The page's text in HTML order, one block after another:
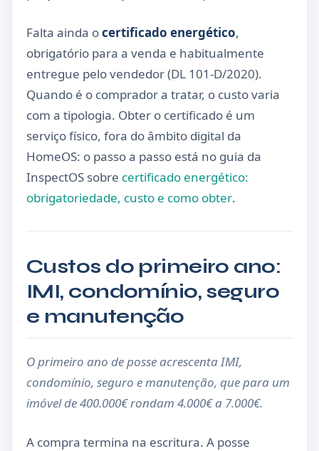
Falta ainda ocertificado energético,
obrigatório para a venda e habitualmente
entregue pelo vendedor (DL 101-D/2020).
Quando é o comprador a tratar, o custo varia
com a tipologia. Obter o certificado é um
serviço físico, fora do âmbito digital da
HomeOS: o passo a passo está no guia da
InspectOS sobre certificado energético:
obrigatoriedade, custo e como obter.
Custos do primeiro ano:
IMI, condomínio, seguro
e manutenção
O primeiro ano de posse acrescenta IMI,
condomínio, seguro e manutenção, que para um
imóvel de 400.000€ rondam 4.000€ a 7.000€.
A compra termina na escritura. A posse